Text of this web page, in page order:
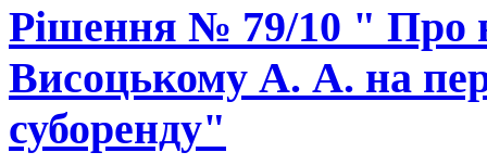
Рішення № 79/10 " Про
Висоцькому А. А. на
суборенду"